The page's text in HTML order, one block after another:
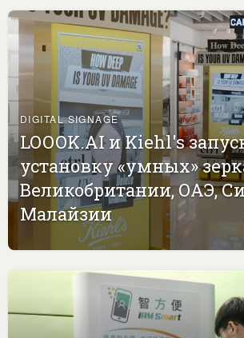
DIGITAL SIGNAGE
LOOOK.AI и Kiehl's
установку «умных»
Великобритании, ОАЭ,
Малайзии